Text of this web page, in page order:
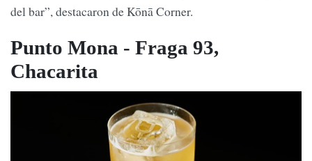
del bar”, destacaron de Kōnā Corner.
Punto Mona - Fraga 93,
Chacarita